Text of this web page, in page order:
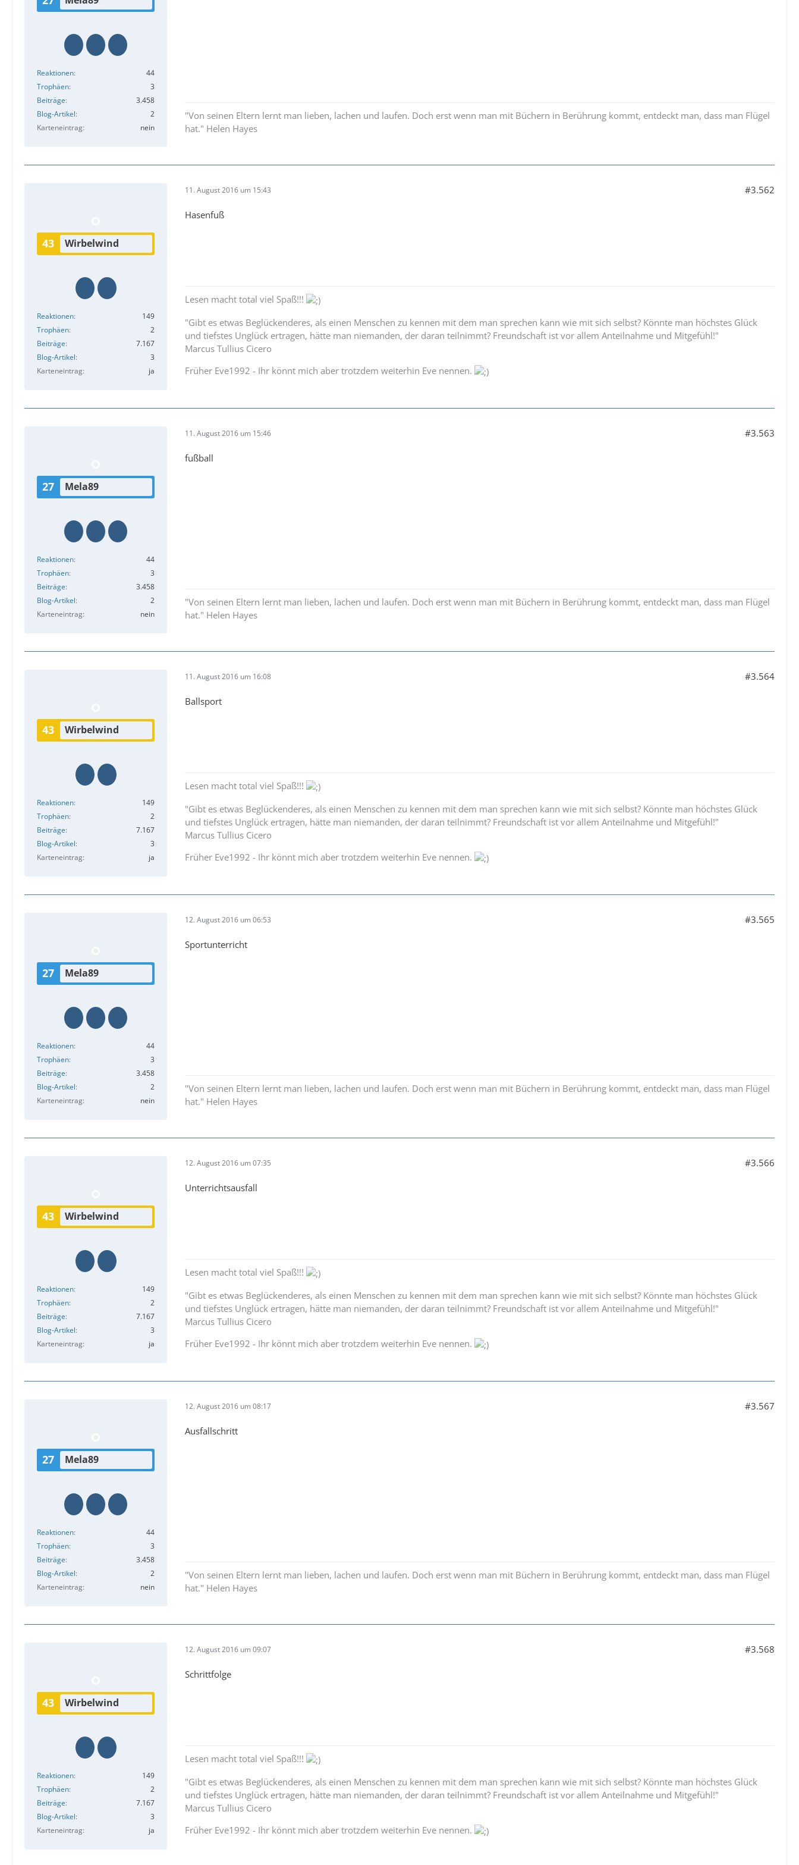
Reaktionen
44
Trophäen
3
Beiträge
3.458
Blog-Artikel
2
Karteneintrag
nein
"Von seinen Eltern lernt man lieben, lachen und laufen. Doch erst wenn man mit Büchern in Berührung kommt, entdeckt man, dass man Flügel
hat." Helen Hayes
43 Wirbelwind
Reaktionen
149
Trophäen
2
Beiträge
7.167
Blog-Artikel
3
Karteneintrag
ja
11. August 2016 um 15:43 #3.562
Hasenfuß
Lesen macht total viel Spaß!!!
"Gibt es etwas Beglückenderes, als einen Menschen zu kennen mit dem man sprechen kann wie mit sich selbst? Könnte man höchstes Glück
und tiefstes Unglück ertragen, hätte man niemanden, der daran teilnimmt? Freundschaft ist vor allem Anteilnahme und Mitgefühl!"
Marcus Tullius Cicero
Früher Eve1992 - Ihr könnt mich aber trotzdem weiterhin Eve nennen.
27 Mela89
Reaktionen
44
Trophäen
3
Beiträge
3.458
Blog-Artikel
2
Karteneintrag
nein
11. August 2016 um 15:46 #3.563
fußball
"Von seinen Eltern lernt man lieben, lachen und laufen. Doch erst wenn man mit Büchern in Berührung kommt, entdeckt man, dass man Flügel
hat." Helen Hayes
43 Wirbelwind
Reaktionen
149
Trophäen
2
Beiträge
7.167
Blog-Artikel
3
Karteneintrag
ja
11. August 2016 um 16:08 #3.564
Ballsport
Lesen macht total viel Spaß!!!
"Gibt es etwas Beglückenderes, als einen Menschen zu kennen mit dem man sprechen kann wie mit sich selbst? Könnte man höchstes Glück
und tiefstes Unglück ertragen, hätte man niemanden, der daran teilnimmt? Freundschaft ist vor allem Anteilnahme und Mitgefühl!"
Marcus Tullius Cicero
Früher Eve1992 - Ihr könnt mich aber trotzdem weiterhin Eve nennen.
27 Mela89
Reaktionen
44
Trophäen
3
Beiträge
3.458
Blog-Artikel
2
Karteneintrag
nein
12. August 2016 um 06:53 #3.565
Sportunterricht
"Von seinen Eltern lernt man lieben, lachen und laufen. Doch erst wenn man mit Büchern in Berührung kommt, entdeckt man, dass man Flügel
hat." Helen Hayes
43 Wirbelwind
Reaktionen
149
Trophäen
2
Beiträge
7.167
Blog-Artikel
3
Karteneintrag
ja
12. August 2016 um 07:35 #3.566
Unterrichtsausfall
Lesen macht total viel Spaß!!!
"Gibt es etwas Beglückenderes, als einen Menschen zu kennen mit dem man sprechen kann wie mit sich selbst? Könnte man höchstes Glück
und tiefstes Unglück ertragen, hätte man niemanden, der daran teilnimmt? Freundschaft ist vor allem Anteilnahme und Mitgefühl!"
Marcus Tullius Cicero
Früher Eve1992 - Ihr könnt mich aber trotzdem weiterhin Eve nennen.
27 Mela89
Reaktionen
44
Trophäen
3
Beiträge
3.458
Blog-Artikel
2
Karteneintrag
nein
12. August 2016 um 08:17 #3.567
Ausfallschritt
"Von seinen Eltern lernt man lieben, lachen und laufen. Doch erst wenn man mit Büchern in Berührung kommt, entdeckt man, dass man Flügel
hat." Helen Hayes
43 Wirbelwind
Reaktionen
149
Trophäen
2
Beiträge
7.167
Blog-Artikel
3
Karteneintrag
ja
12. August 2016 um 09:07 #3.568
Schrittfolge
Lesen macht total viel Spaß!!!
"Gibt es etwas Beglückenderes, als einen Menschen zu kennen mit dem man sprechen kann wie mit sich selbst? Könnte man höchstes Glück
und tiefstes Unglück ertragen, hätte man niemanden, der daran teilnimmt? Freundschaft ist vor allem Anteilnahme und Mitgefühl!"
Marcus Tullius Cicero
Früher Eve1992 - Ihr könnt mich aber trotzdem weiterhin Eve nennen.